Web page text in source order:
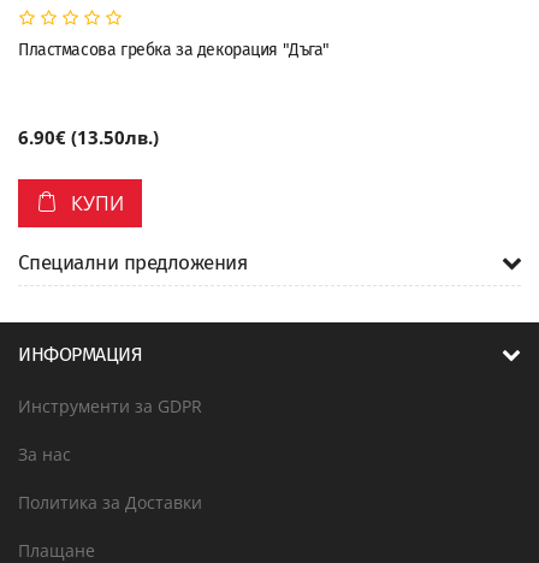
Пластмасова гребка за декорация "Дъга"
6.90€ (13.50лв.)
КУПИ
Специални предложения
ИНФОРМАЦИЯ
Инструменти за GDPR
За нас
Политика за Доставки
Плащане